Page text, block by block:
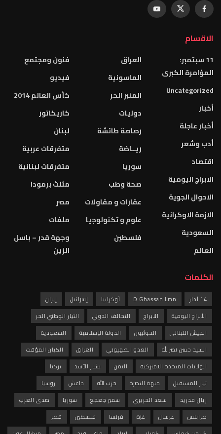
الاقسام
11 سبتمبر:
المؤامرة الكبرى
Uncategorized
أخبار
أخبار عاجلة
أدب وشعر
اقتصاد
الابراج اليومية
الاحوال الجوية
الازمة الاوكرانية
السعودية
العالم
العراق
الماسونية
المنبر الحر
دوليات
رصاصة طائشة
ريــاضة
سوريا
صحة وطب
عقارات و مقاولات
علوم و تكنولوجيا
فلسطين
فنون ومجتمع
فيديو
كأس العالم 2014
كاريكاتور
لبنان
متفرقات عربية
متفرقات لبنانية
مثلث برمودا
مصر
ملفات
وجهة قدر – باسل
الزين
الكلمات
14 آذار D Ghassan Lmn أوكرانيا إسرائيل
إيران
الأبراج اليومية
الابراج التحالف الدولي
التيار الوطني الحر
الجيش اللبناني
الحوثيون الدولة الإسلامية
السعودية
السيد حسن نصرالله
العدو الصهيوني العراق
الكيان المؤقت
الولايات المتحدة الاميركية
اليمن بشار الأسد
تركيا
تيار المستقبل
جبهة النصرة حزب الله داعش
روسيا
ريال مدريد
سعد الحريري سمير جعجع سوريا
صدى العرب
طرابلس
عرسال غزة فرنسا فلسطين
قطر